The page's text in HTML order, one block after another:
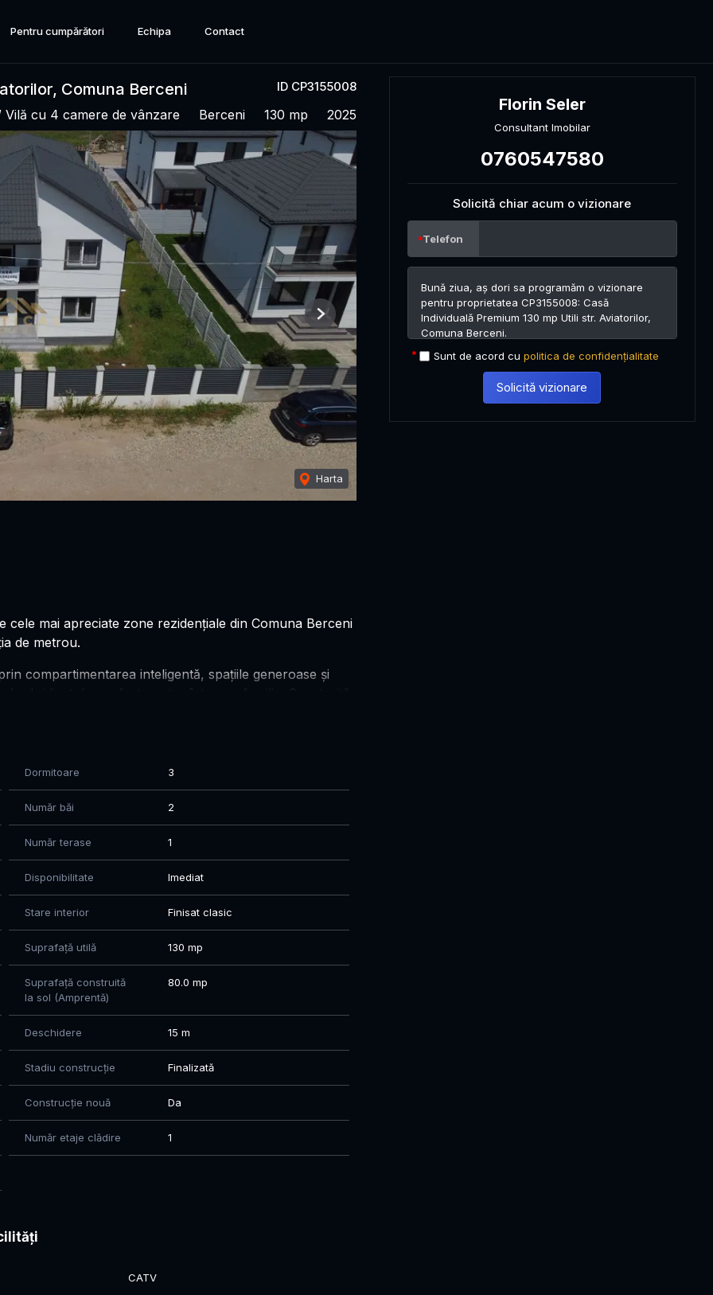
Pentru cumpărători Echipa Contact
ID CP3155008
Comuna Berceni
Vilă cu 4 camere de vânzare Berceni 130 mp 2025
Harta
Next
mai apreciate zone rezidențiale din Comuna Berceni
de metrou.
compartimentarea inteligentă, spațiile generoase și
ridicat de confort pentru întreaga familie. Construită
modern, proprietatea îmbină funcționalitatea cu
artere de circulație, centre comerciale, unități de
dezvoltare
accesibilitate
echilibrul perfect între confortul unei locuințe
Dormitoare 3
Număr băi 2
Număr terase 1
Disponibilitate Imediat
Stare interior Finisat clasic
Suprafață utilă 130 mp
Suprafață construită
la sol (Amprentă)
80.0 mp
Deschidere 15 m
Stadiu construcție Finalizată
Construcție nouă Da
Număr etaje clădire 1
CATV
Florin Seler
Consultant Imobilar
0760547580
Solicită chiar acum o vizionare
Telefon
Sunt de acord cu politica de confidențialitate
Solicită vizionare